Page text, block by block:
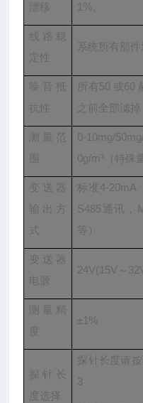
漂移
1%。
线路稳
定性
系统所有部
噪音抵
抗性
所有50 或60
之前全部滤掉
测量范
0-10mg/
0g/m³（特殊
变送器
输出方
式
标准4-20mA
S485通讯，
等）
变送器
电源
24V(15V～
±1%
探针长
度选择
探针长度请
3